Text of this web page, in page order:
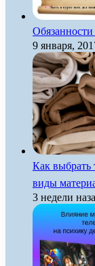
9 января,
Как выбрать
виды
3 недели